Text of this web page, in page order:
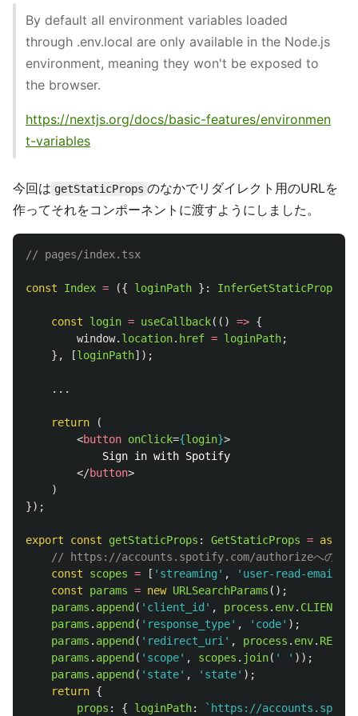
By default all environment variables loaded
through .env.local are only available in the Node.js
environment, meaning they won't be exposed to
the browser.
https://nextjs.org/docs/basic-features/environmen
t-variables
今回は getStaticProps のなかでリダイレクト用のURLを
作ってそれをコンポーネントに渡すようにしました。
// pages/index.tsx
const Index = ({ loginPath }:
const login = useCallback(() => {
window. location. href = loginPath;
},
[loginPath]);
...
return
(
<button onClick={login}>
            Sign in with Spotify
</button>
)
});
export const getStaticProps : GetStaticProps = async
// https://accounts.spotify.com/authorizeへのリクエ
const
scopes = [ ' streaming ' , ' user-read-email
const
params = new URLSearchParams ();
params . append ( ' client_id ' , process . env. CLIENT_ID
params . append ( ' response_type' , ' code' );
params . append ( ' redirect_uri ' , process . env.
params . append ( ' scope' , scopes . join( ' ' ));
params . append ( ' state' , ' state' );
return {
props : { loginPath:
`https://